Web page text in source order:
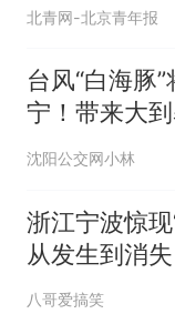
北青网-北京青年报
台风“白海豚
宁！带来大到
全东北都在等
沈阳公交网小林
浙江宁波惊现
从发生到消
钟时间
八哥爱搞笑